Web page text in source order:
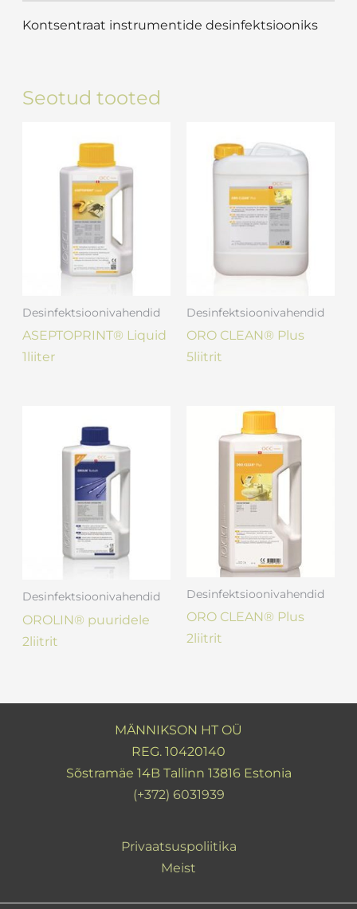
Kontsentraat instrumentide desinfektsiooniks
Seotud tooted
Desinfektsioonivahendid
ASEPTOPRINT® Liquid
1liiter
Desinfektsioonivahendid
ORO CLEAN® Plus
5liitrit
Desinfektsioonivahendid
OROLIN® puuridele
2liitrit
Desinfektsioonivahendid
ORO CLEAN® Plus
2liitrit
MÄNNIKSON HT OÜ
REG. 10420140
Sõstramäe 14B Tallinn 13816 Estonia
(+372) 6031939
Privaatsuspoliitika
Meist